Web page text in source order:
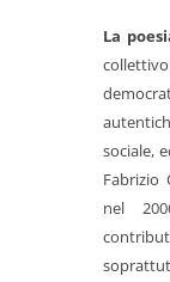
La
sociale,
Fabrizio
nel